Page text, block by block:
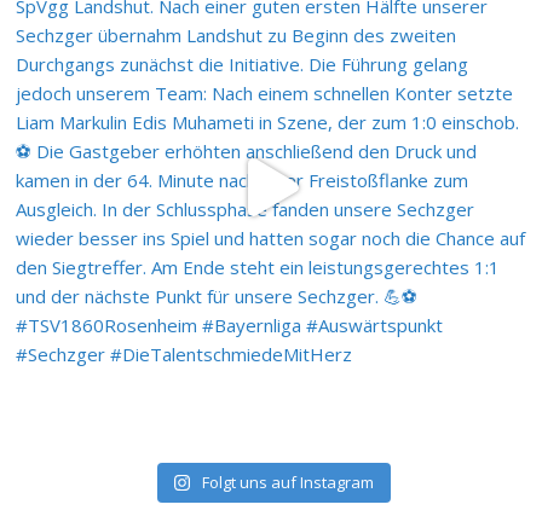
Folgt uns auf Instagram